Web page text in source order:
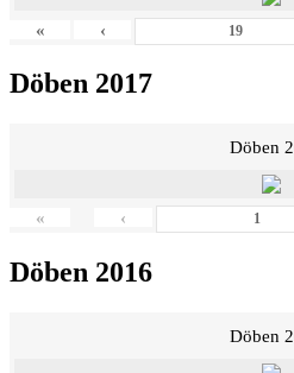
« ‹
Döben 2017
Döben
« ‹
Döben 2016
Döben